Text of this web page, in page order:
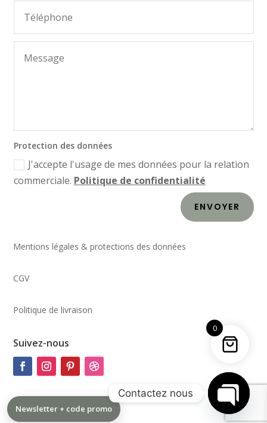
Protection des données
J'accepte l'usage de mes données pour la relation
commerciale. Politique de confidentialité
ENVOYER
Mentions légales & protections des données
CGV
Politique de livraison
Suivez-nous
Newsletter + code promo
0
Contactez nous